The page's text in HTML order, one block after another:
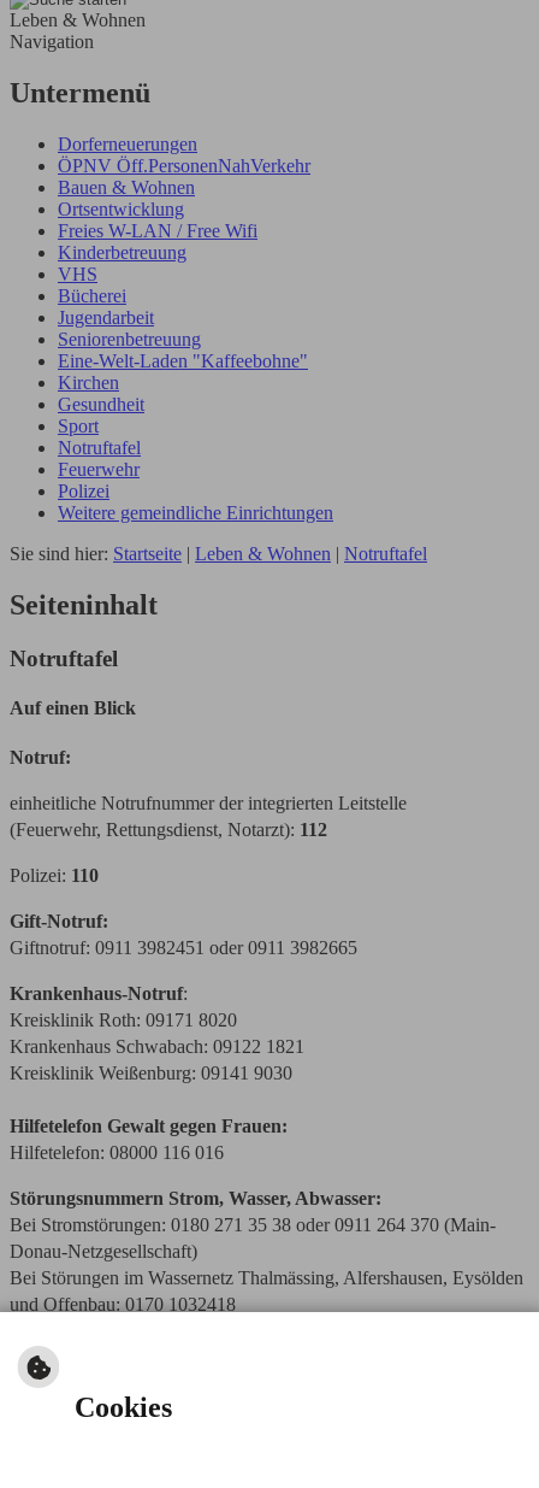
Leben & Wohnen
Navigation
Untermenü
Dorferneuerungen
ÖPNV Öff.PersonenNahVerkehr
Bauen & Wohnen
Ortsentwicklung
Freies W-LAN / Free Wifi
Kinderbetreuung
VHS
Bücherei
Jugendarbeit
Seniorenbetreuung
Eine-Welt-Laden "Kaffeebohne"
Kirchen
Gesundheit
Sport
Notruftafel
Feuerwehr
Polizei
Weitere gemeindliche Einrichtungen
Sie sind hier: Startseite | Leben & Wohnen | Notruftafel
Seiteninhalt
Notruftafel
Auf einen Blick
Notruf:
einheitliche Notrufnummer der integrierten Leitstelle
(Feuerwehr, Rettungsdienst, Notarzt): 112
Polizei: 110
Gift-Notruf:
Giftnotruf: 0911 3982451 oder 0911 3982665
Krankenhaus-Notruf:
Kreisklinik Roth: 09171 8020
Krankenhaus Schwabach: 09122 1821
Kreisklinik Weißenburg: 09141 9030
Hilfetelefon Gewalt gegen Frauen:
Hilfetelefon: 08000 116 016
Störungsnummern Strom, Wasser, Abwasser:
Bei Stromstörungen: 0180 271 35 38 oder 0911 264 370 (Main-
Donau-Netzgesellschaft)
Bei Störungen im Wassernetz Thalmässing, Alfershausen, Eysölden
und Offenbau: 0170 1032418
Schwarzach-Thalach-Gruppe: 08463 9690
Bei Störungen im Abwasserbereich: 0151 22 77 24 88
Cookies